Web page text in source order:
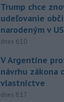
Trump chce
udeľovanie
narodeným v
dnes 6:10
V Argentíne
návrhu zákona
vlastníctve
dnes 8:17